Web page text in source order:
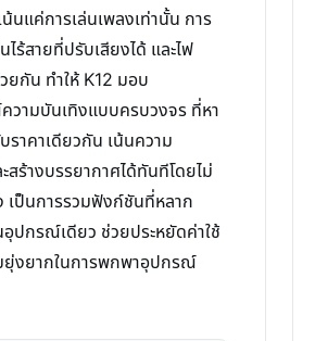
นแค่การเล่นเพลงเท่านั้น การ
ไร้สายที่ปรับเสียงได้ และไฟ
วยกัน ทำให้ K12 มอบ
วามบันเทิงแบบครบวงจร ที่หา
ราคาเดียวกัน เน้นความ
ร้างบรรยากาศได้ทันทีโดยไม่
เป็นการรวมฟังก์ชันที่หลาก
อุปกรณ์เดียว ช่วยประหยัดค่าใช้
ยุ่งยากในการพกพาอุปกรณ์